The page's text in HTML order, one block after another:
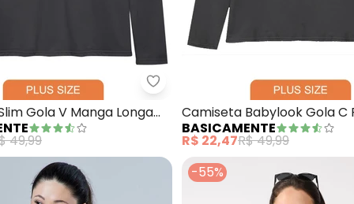
Secret Glam CinzaBasicamente - Camiseta Slim
Gola V Manga Longa
49,99
Camiseta Babylook Gola C
Ardósia)
BASICAMENTE
R$ 22,47R$ 49,99
-55%